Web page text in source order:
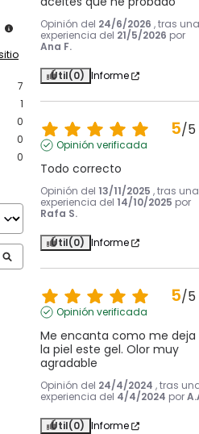
7
1
0
0
0
Opinión del 24/6/2026 , tras una
experiencia del 21/5/2026 por
Ana F.
Útil(0) Informe
5/5
Opinión verificada
Todo correcto
Opinión del 13/11/2025 , tras una
experiencia del 14/10/2025 por
Rafa S.
Útil(0) Informe
5/5
Opinión verificada
Me encanta como me deja
la piel este gel. Olor muy
agradable
Opinión del 24/4/2024 , tras
experiencia del 4/4/2024 por
Útil(0) Informe